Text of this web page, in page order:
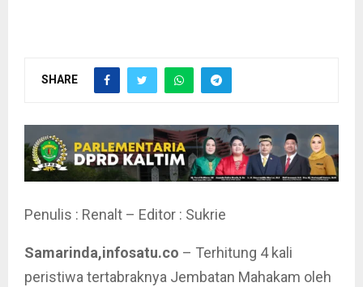
SHARE
Penulis : Renalt – Editor : Sukrie
Samarinda,infosatu.co – Terhitung 4 kali
peristiwa tertabraknya Jembatan Mahakam oleh